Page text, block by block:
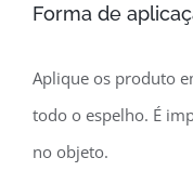
Forma de
Aplique os produto
todo o espelho. É
no objeto.